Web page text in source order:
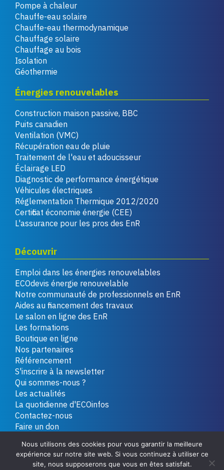
Pompe à chaleur
Chauffe-eau solaire
Chauffe-eau thermodynamique
Chauffage solaire
Chauffage au bois
Isolation
Géothermie
Énergies renouvelables
Construction maison passive, BBC
Puits canadien
Ventilation (VMC)
Récupération eau de pluie
Traitement de l'eau et adoucisseur
Éclairage LED
Diagnostic de performance énergétique
Véhicules électriques
Réglementation Thermique 2012/2020
Certificat économie énergie (CEE)
L'assurance pour les pros des EnR
Découvrir
Emploi dans les énergies renouvelables
ECOdevis énergie renouvelable
Notre communauté de professionnels en EnR
Aides au financement des travaux
Le salon en ligne des EnR
Les formations
Boutique en ligne
Nos partenaires
Référencement
S'inscrire à la newsletter
Qui sommes-nous ?
Les actualités
La quotidienne d'ECOinfos
Contactez-nous
Faire un don
Copyright 2026 - Tous droits réservés Plan du site
Nous utilisons des cookies pour vous garantir la meilleure
expérience sur notre site web. Si vous continuez à utiliser ce
site, nous supposerons que vous en êtes satisfait.